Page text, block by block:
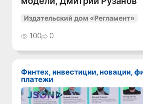
Издательский дом «Регламент»
100 0
Финтех, инвестиции, новации, финансы,
платежи